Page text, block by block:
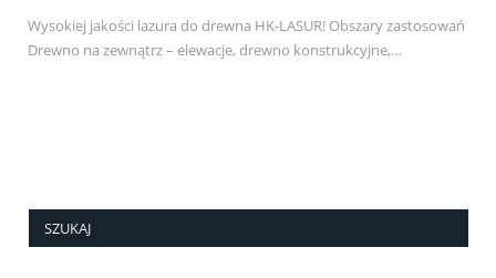
Wysokiej jakości lazura do drewna HK-LASUR! Obszary zastosowań
Drewno na zewnątrz – elewacje, drewno konstrukcyjne,…
SZUKAJ